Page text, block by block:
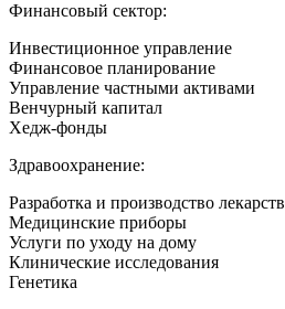
Финансовый сектор:
Инвестиционное управление
Финансовое планирование
Управление частными активами
Венчурный капитал
Хедж-фонды
Здравоохранение:
Разработка и производство лекарств
Медицинские приборы
Услуги по уходу на дому
Клинические исследования
Генетика